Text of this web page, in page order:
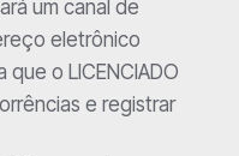
um canal de
eletrônico
o LICENCIADO
e registrar